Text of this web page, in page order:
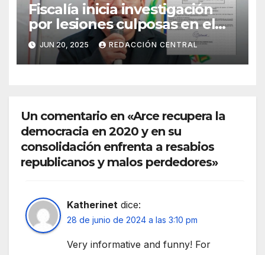
Fiscalía inicia investigación
por lesiones culposas en el
caso del gobernador
chuquisaqueño Damián
Condori
JUN 20, 2025 REDACCIÓN CENTRAL
Un comentario en «Arce recupera la
democracia en 2020 y en su
consolidación enfrenta a resabios
republicanos y malos perdedores»
Katherinet dice:
28 de junio de 2024 a las 3:10 pm
Very informative and funny! For